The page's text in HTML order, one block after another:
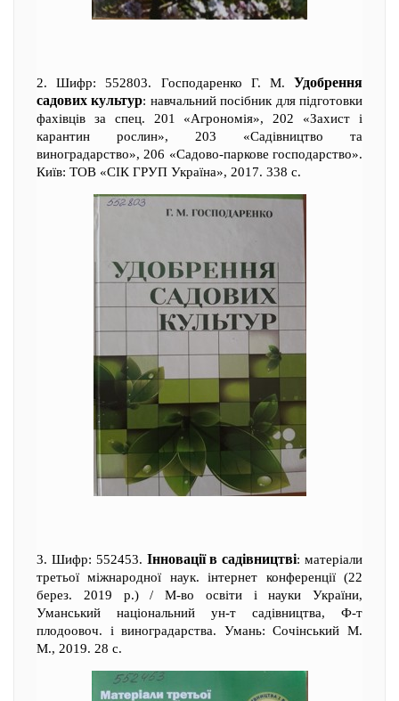
2. Шифр: 552803. Господаренко Г. М. Удобрення
садових культур: навчальний посібник для підготовки
фахівців за спец. 201 «Агрономія», 202 «Захист і
карантин рослин», 203 «Садівництво та
виноградарство», 206 «Садово-паркове господарство».
Київ: ТОВ «СІК ГРУП Україна», 2017. 338 с.
3. Шифр: 552453. Інновації в садівництві: матеріали
третьої міжнародної наук. інтернет конференції (22
берез. 2019 р.) / М-во освіти і науки України,
Уманський національний ун-т садівництва, Ф-т
плодоовоч. і виноградарства. Умань: Сочінський М.
М., 2019. 28 с.